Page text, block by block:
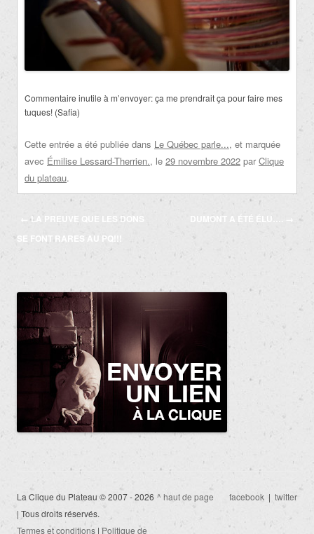
Commentaire inutile à m’envoyer:ça me prendrait ça pour faire mes
tuques! (Safia)
Cette entrée a été publiée dans Le Québec parle..., et marquée
avec Émilise Lessard-Therrien., le 29 novembre 2022 par Clique
du plateau.
Navigation
des
articles
← LA PREUVE QUE LES DONS
SE FONT RARES AU PQ!!!
DUMONT A ÉTÉ ÉLU…. →
La Clique du Plateau © 2007 - 2026
| Tous droits réservés.
Termes et conditions | Politique de
^ haut de page facebook | twitter